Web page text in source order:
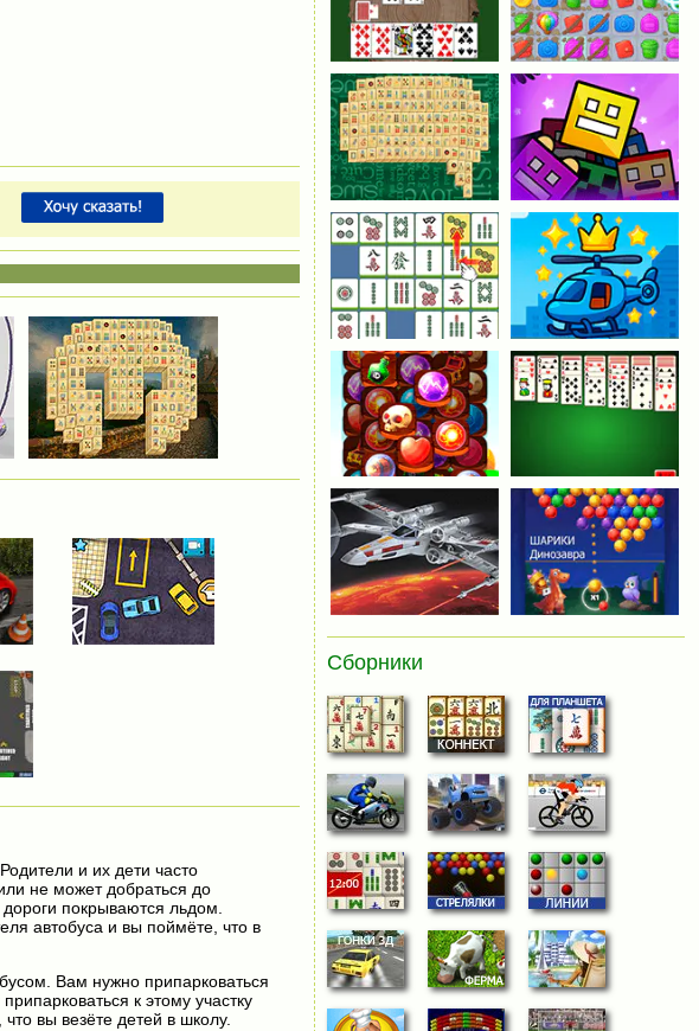
и их дети часто
не может добраться до
покрываются льдом.
автобуса и вы поймёте, что в
Вам нужно припарковаться
к этому участку
вы везёте детей в школу.
Сборники